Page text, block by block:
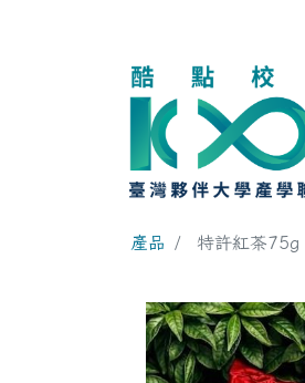
產品 特許紅茶75g